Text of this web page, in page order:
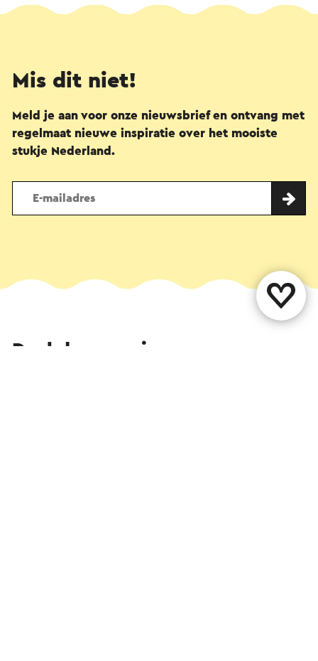
Mis dit niet!
Meld je aan voor onze nieuwsbrief en ontvang met
regelmaat nieuwe inspiratie over het mooiste
stukje Nederland.
Deel deze pagina